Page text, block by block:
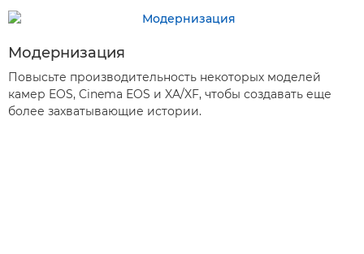
Модернизация
Повысьте производительность некоторых моделей
камер EOS, Cinema EOS и XA/XF, чтобы создавать еще
более захватывающие истории.